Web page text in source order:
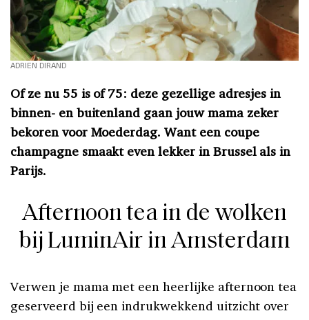
ADRIEN DIRAND
Of ze nu 55 is of 75: deze gezellige adresjes in
binnen- en buitenland gaan jouw mama zeker
bekoren voor Moederdag. Want een coupe
champagne smaakt even lekker in Brussel als in
Parijs.
Afternoon tea in de wolken
bij LuminAir in Amsterdam
Verwen je mama met een heerlijke afternoon tea
geserveerd bij een indrukwekkend uitzicht over